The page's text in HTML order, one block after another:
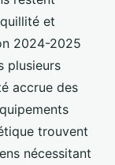
et
2024-2025
plusieurs
accrue des
trouvent
nécessitant